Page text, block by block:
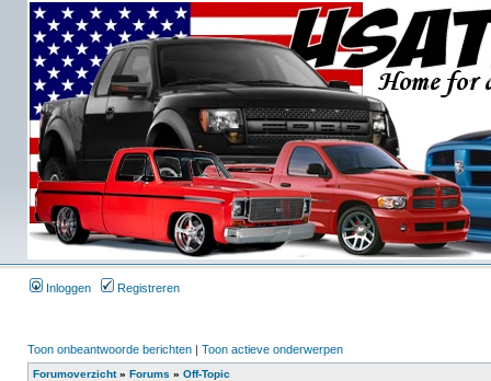
Inloggen Registreren
Toon onbeantwoorde berichten | Toon actieve onderwerpen
Forumoverzicht» Forums » Off-Topic